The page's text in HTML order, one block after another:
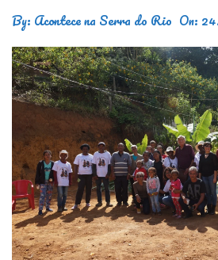
By: Acontece na Serra do Rio On: